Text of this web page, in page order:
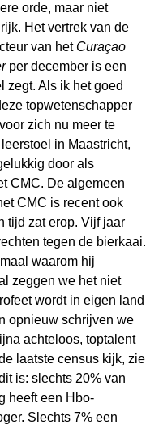
orde, maar niet
Het vertrek van de
van het Curaçao
per december is een
zegt. Als ik het goed
topwetenschapper
zich nu meer te
in Maastricht,
door als
CMC. De algemeen
CMC is recent ook
tijd zat erop. Vijf jaar
tegen de bierkaai.
waarom hij
zeggen we het niet
wordt in eigen land
opnieuw schrijven we
achteloos, toptalent
laatste census kijk, zie
is: slechts 20% van
heeft een Hbo-
Slechts 7% een